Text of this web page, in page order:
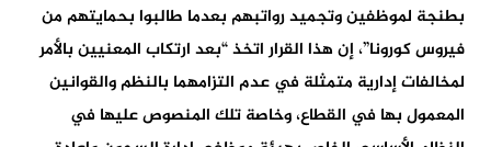
بطنجة لموظفين وتجميد رواتبهم بعدما طالبوا بحمايتهم من
فيروس كورونا”، إن هذا القرار اتخذ “بعد ارتكاب المعنيين بالأمر
لمخالفات إدارية متمثلة في عدم التزامهما بالنظم والقوانين
المعمول بها في القطاع، وخاصة تلك المنصوص عليها في